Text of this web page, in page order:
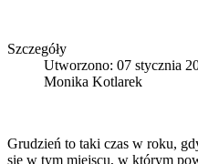
Szczegóły
Utworzono: 07 stycznia
Monika Kotlarek
Grudzień to taki czas w roku,
się w tym miejscu, w którym